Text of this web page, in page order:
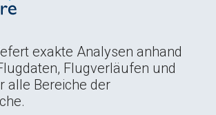
exakte Analysen anhand
Flugverläufen und
alle Bereiche der